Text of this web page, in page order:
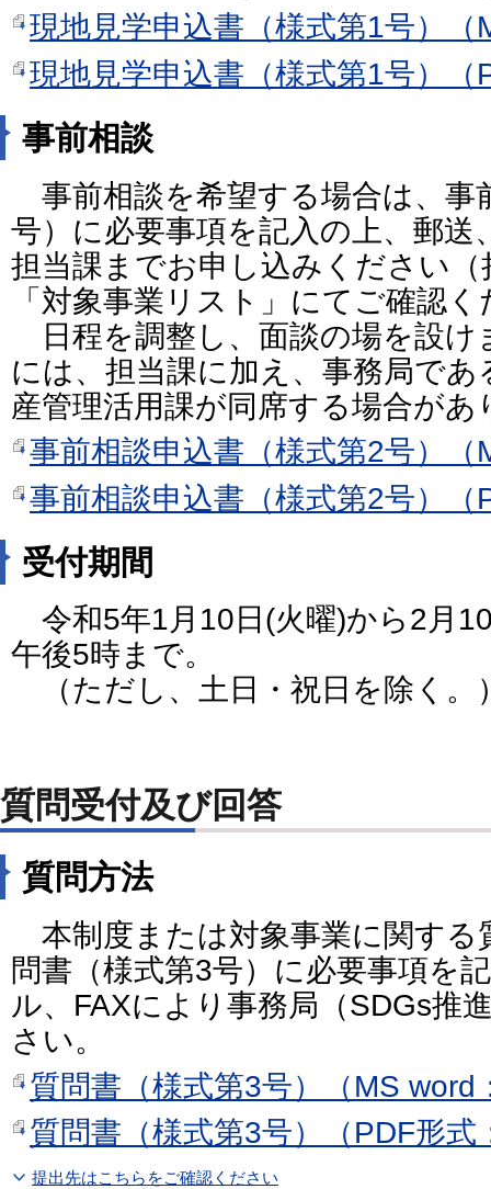
現地見学申込書（様式第1号）（
現地見学申込書（様式第1号）（
事前相談
事前相談を希望する場合は、事
号）に必要事項を記入の上、郵送
担当課までお申し込みください
「対象事業リスト」にてご確認
日程を調整し、面談の場を設け
には、担当課に加え、事務局で
産管理活用課が同席する場合があ
事前相談申込書（様式第2号）（
事前相談申込書（様式第2号）（
受付期間
令和5年1月10日(火曜)から2月
午後5時まで。
（ただし、土日・祝日を除く。
質問受付及び回答
質問方法
本制度または対象事業に関する
問書（様式第3号）に必要事項を
ル、FAXにより事務局（SDGs推
さい。
質問書（様式第3号）（MS word
質問書（様式第3号）（PDF形式
提出先はこちらをご確認ください